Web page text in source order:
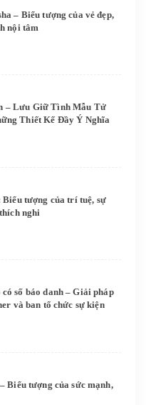
– Biểu tượng của vẻ đẹp,
nội tâm
– Lưu Giữ Tình Mẫu Tử
Thiết Kế Đầy Ý Nghĩa
tượng của trí tuệ, sự
nghi
số báo danh – Giải pháp
và ban tổ chức sự kiện
Biểu tượng của sức mạnh,